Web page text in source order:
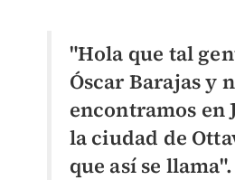
"Hola que tal
Óscar Barajas y
encontramos en
la ciudad de
que así se llama".